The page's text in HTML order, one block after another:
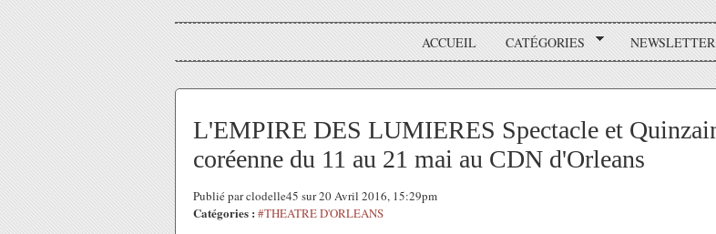
ACCUEIL CATÉGORIES NEWSLETTER
L'EMPIRE DES LUMIERES Spectacle et
coréenne du 11 au 21 mai au CDN d'Orleans
Publié par clodelle45 sur 20 Avril 2016, 15:29pm
Catégories : #THEATRE D'ORLEANS